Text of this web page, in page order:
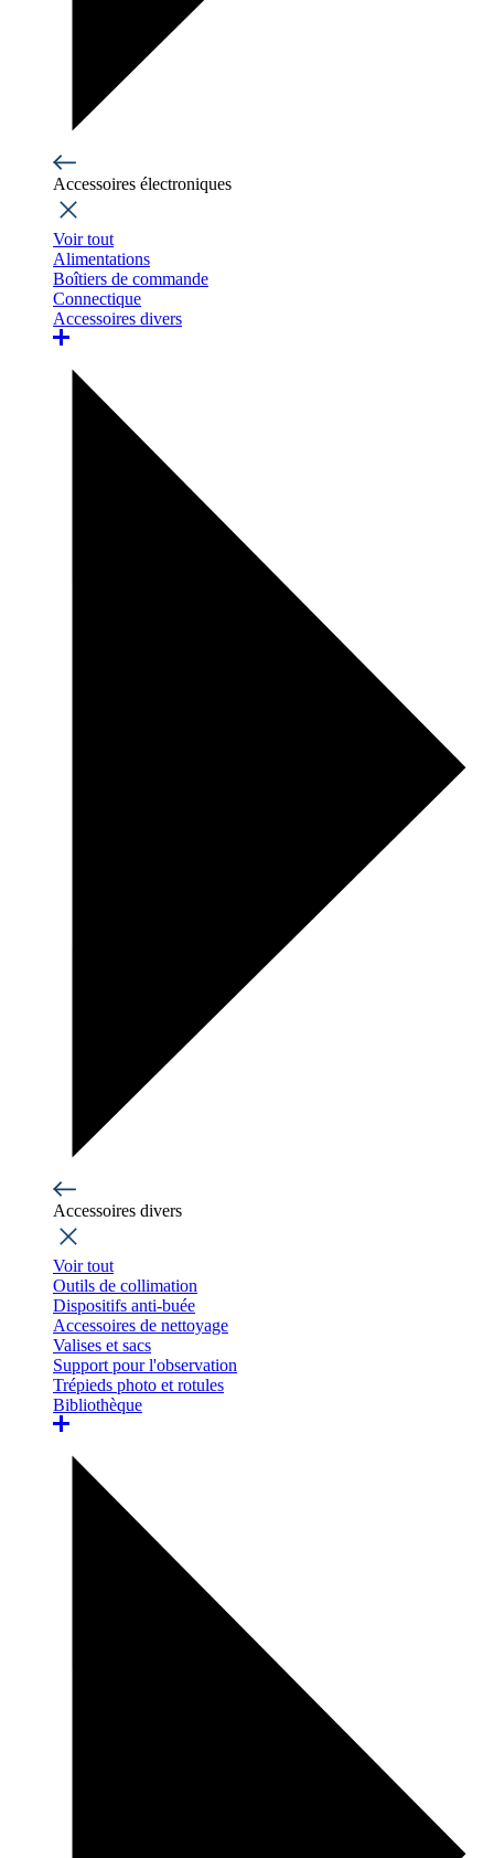
Accessoires électroniques
Voir tout
Alimentations
Boîtiers de commande
Connectique
Accessoires divers
Accessoires divers
Voir tout
Outils de collimation
Dispositifs anti-buée
Accessoires de nettoyage
Valises et sacs
Support pour l'observation
Trépieds photo et rotules
Bibliothèque